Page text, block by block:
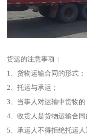
货运的注意事项：
1、货物运输合同的形式；
2、托运与承运；
3、当事人对运输中货物的
4、收货人是货物运输合同
5、承运人不得拒绝托运